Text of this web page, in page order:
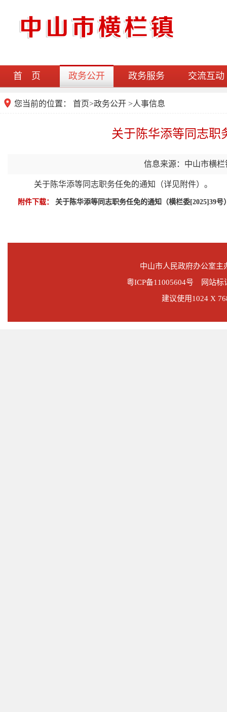
首 页 政务公开 政务服务 交流互动
您当前的位置： 首页>政务公开 >人事信息
关于陈华添等同志职
信息来源：中山市横
关于陈华添等同志职务任免的通知（详见附件）。
附件下载： 关于陈华添等同志职务任免的通知（横栏委[2025]39号
中山市人民政府办公室
粤ICP备11005604号 网站标
建议使用1024 X